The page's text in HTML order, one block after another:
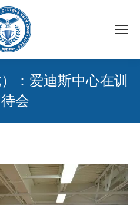
：爱迪斯中心在训
会